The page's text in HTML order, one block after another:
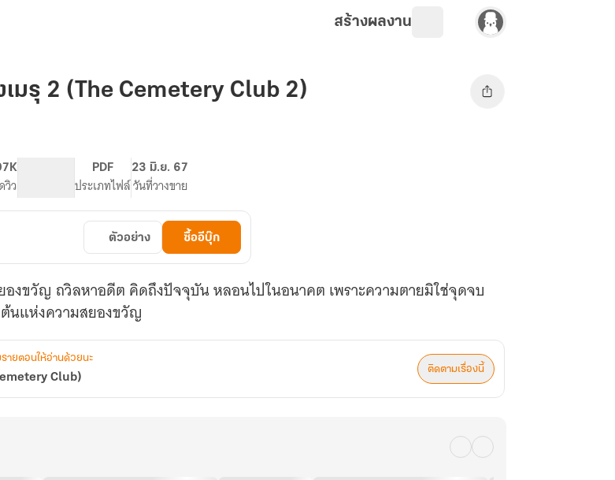
สร้างผลงาน
เมรุ 2 (The Cemetery Club 2)
วิว
PDF
ประเภทไฟล์
23 มิ.ย. 67
วันที่วางขาย
ตัวอย่าง ซื้ออีบุ๊ก
องขวัญ ถวิลหาอดีต คิดถึงปัจจุบัน หลอนไปในอนาคต เพราะความตายมิใช่จุดจบ
นแห่งความสยองขวัญ
ายตอนให้อ่านด้วยนะ
Club)
ติดตามเรื่องนี้